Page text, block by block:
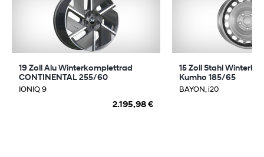
19 Zoll Alu Winterkomplettrad
CONTINENTAL 255/60
IONIQ 9
2.195,98 €
15 Zoll Stahl
Kumho 185/65
BAYON, i20